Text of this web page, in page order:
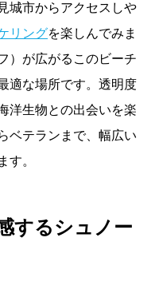
城市からアクセスしや
リングを楽しんでみま
）が広がるこのビーチ
適な場所です。透明度
洋生物との出会いを楽
ベテランまで、幅広い
す。
するシュノー